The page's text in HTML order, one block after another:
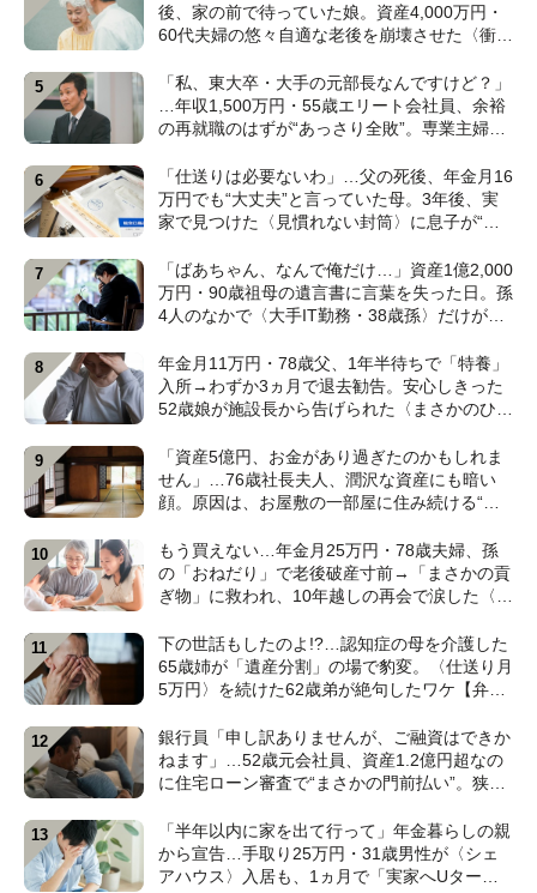
後、家の前で待っていた娘。資産4,000万円・
60代夫婦の悠々自適な老後を崩壊させた〈衝撃
「私、東大卒・大手の元部長なんですけど？」
…年収1,500万円・55歳エリート会社員、余裕
の再就職のはずが“あっさり全敗”。専業主婦の
【CFPの助言】
「仕送りは必要ないわ」…父の死後、年金月16
万円でも“大丈夫”と言っていた母。3年後、実
家で見つけた〈見慣れない封筒〉に息子が“思
「ばあちゃん、なんで俺だけ…」資産1億2,000
万円・90歳祖母の遺言書に言葉を失った日。孫
4人のなかで〈大手IT勤務・38歳孫〉だけが遺
年金月11万円・78歳父、1年半待ちで「特養」
入所→わずか3ヵ月で退去勧告。安心しきった
52歳娘が施設長から告げられた〈まさかのひと
「資産5億円、お金があり過ぎたのかもしれま
せん」…76歳社長夫人、潤沢な資産にも暗い
顔。原因は、お屋敷の一部屋に住み続ける“跡
もう買えない…年金月25万円・78歳夫婦、孫
の「おねだり」で老後破産寸前→「まさかの貢
ぎ物」に救われ、10年越しの再会で涙した〈孫
下の世話もしたのよ!?…認知症の母を介護した
65歳姉が「遺産分割」の場で豹変。〈仕送り月
5万円〉を続けた62歳弟が絶句したワケ【弁護
銀行員「申し訳ありませんが、ご融資はできか
ねます」…52歳元会社員、資産1.2億円超なの
に住宅ローン審査で“まさかの門前払い”。狭い
の解説】
「半年以内に家を出て行って」年金暮らしの親
から宣告…手取り25万円・31歳男性が〈シェ
アハウス〉入居も、1ヵ月で「実家へUター